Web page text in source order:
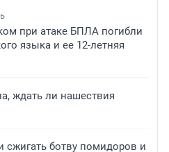
при атаке БПЛА погибли
языка и ее 12-летняя
ждать ли нашествия
ботву помидоров и